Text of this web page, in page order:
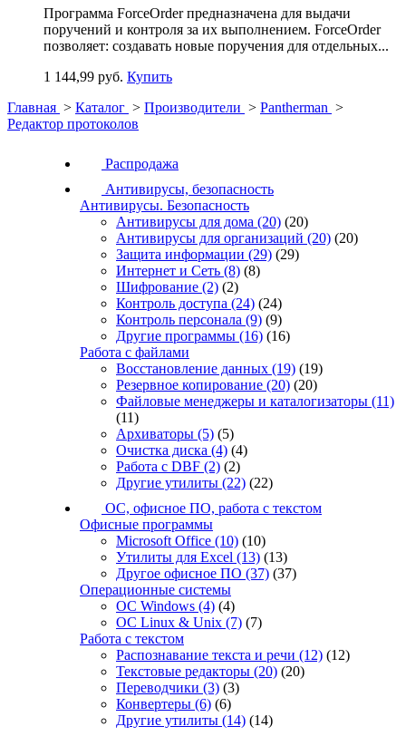
Программа ForceOrder предназначена для выдачи
поручений и контроля за их выполнением. ForceOrder
позволяет: создавать новые поручения для отдельных...
1 144,99 руб. Купить
Главная > Каталог > Производители > Pantherman >
Редактор протоколов
Распродажа
Антивирусы, безопасность
Антивирусы. Безопасность
Антивирусы для дома (20) (20)
Антивирусы для организаций (20) (20)
Защита информации (29) (29)
Интернет и Сеть (8) (8)
Шифрование (2) (2)
Контроль доступа (24) (24)
Контроль персонала (9) (9)
Другие программы (16) (16)
Работа с файлами
Восстановление данных (19) (19)
Резервное копирование (20) (20)
Файловые менеджеры и каталогизаторы (11)
(11)
Архиваторы (5) (5)
Очистка диска (4) (4)
Работа с DBF (2) (2)
Другие утилиты (22) (22)
ОС, офисное ПО, работа с текстом
Офисные программы
Microsoft Office (10) (10)
Утилиты для Excel (13) (13)
Другое офисное ПО (37) (37)
Операционные системы
ОС Windows (4) (4)
ОС Linux & Unix (7) (7)
Работа с текстом
Распознавание текста и речи (12) (12)
Текстовые редакторы (20) (20)
Переводчики (3) (3)
Конвертеры (6) (6)
Другие утилиты (14) (14)